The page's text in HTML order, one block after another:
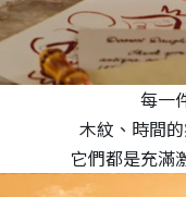
每一
木紋、時間
它們都是充滿